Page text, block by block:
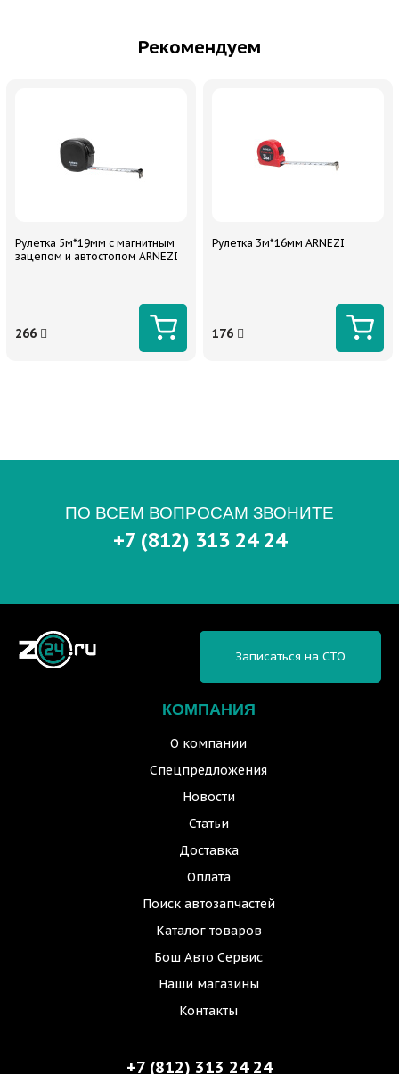
Рекомендуем
Рулетка 5м*19мм с магнитным
зацепом и автостопом ARNEZI
266
Рулетка 3м*16мм ARNEZI
176
ПО ВСЕМ ВОПРОСАМ ЗВОНИТЕ
+7 (812) 313 24 24
КОМПАНИЯ
О компании
Спецпредложения
Новости
Статьи
Доставка
Оплата
Поиск автозапчастей
Каталог товаров
Бош Авто Сервис
Наши магазины
Контакты
Записаться на СТО
+7 (812) 313 24 24